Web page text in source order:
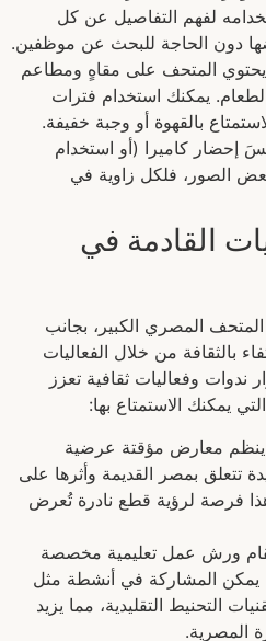
لفهم التفاصيل عن كل
دون الحاجة للبحث عن موظفين.
المتحف على مقاهٍ ومطاعم
يمكنك استخدام فترات
بالقهوة أو وجبة خفيفة.
إحضار كاميرا (أو استخدام
بعض الصور، فلكل زاوية في
القادمة في
المصري الكبير، بجانب
بالثقافة من خلال الفعاليات
ندوات وفعاليات ثقافية تعزز
يمكنك الاستمتاع بها:
معارض مؤقتة عرضية
بمصر القديمة وأثرها على
هذا فرصة لرؤية قطع نادرة تُعرض
ورش عمل تعليمية مخصصة
يمكن المشاركة في أنشطة مثل
التحنيط التقليدية، مما يزيد
المصرية.